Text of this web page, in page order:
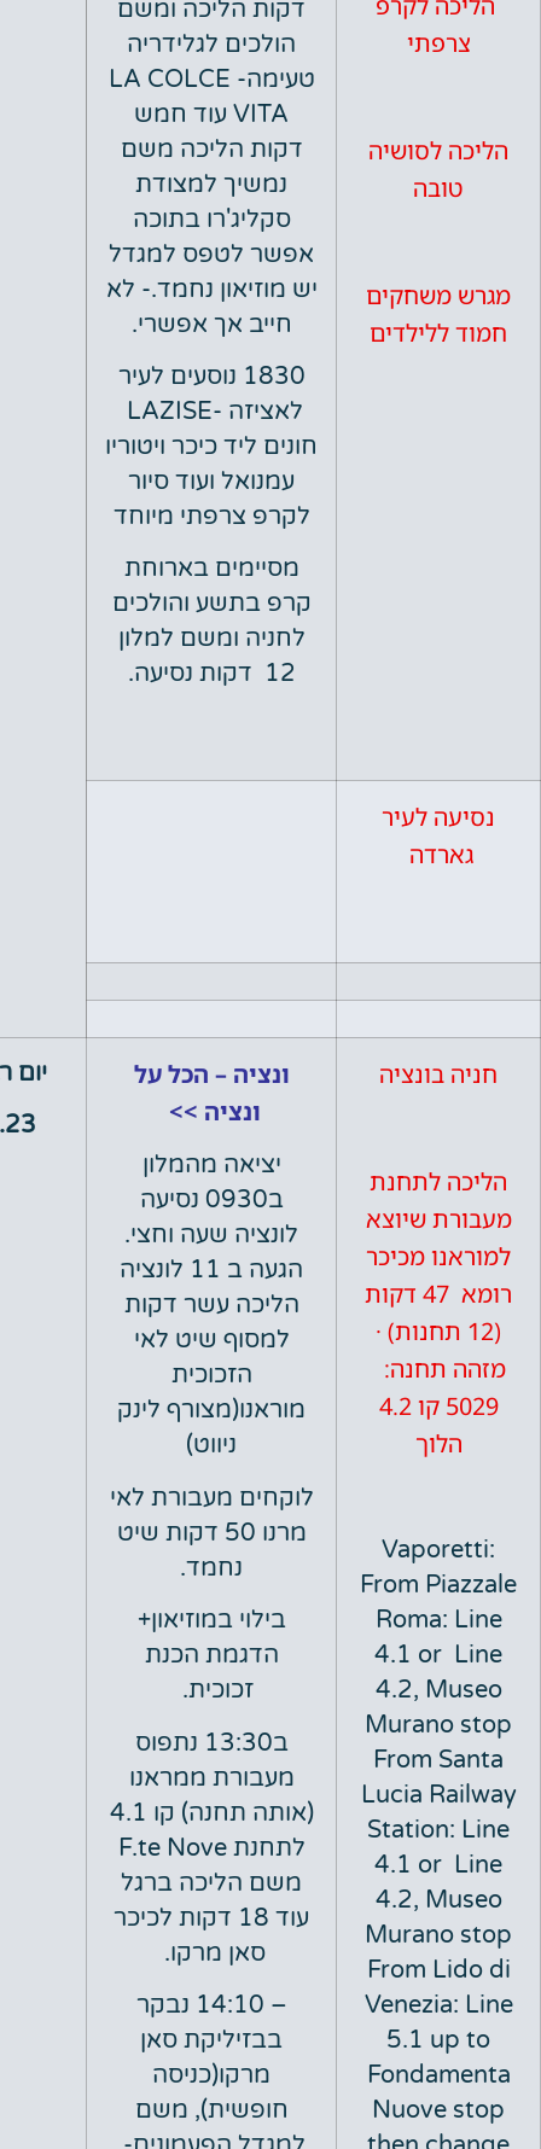
לסושיה
דקות הליכה ומשם
הולכים לגלידריה
טעימה- LA COLCE
VITA עוד חמש
דקות הליכה משם
נמשיך למצודת
סקליג'רו בתוכה
אפשר לטפס למגדל
יש מוזיאון נחמד.- לא
חייב אך אפשרי.
1830 נוסעים לעיר
לאציזה -LAZISE
חונים ליד כיכר ויטוריו
עמנואל ועוד סיור
לקרפ צרפתי מיוחד
מסיימים בארוחת
קרפ בתשע והולכים
לחניה ומשם למלון
לעיר
לתחנת
שיוצא
מכיכר
רומא 47 דקות
תחנות) ·
תחנה:
5029 קו 4.2
From
4.1 or
4.2,
From
Lucia
4.1 or
4.2,
From
5.1
ונציה – הכל על
ונציה >>
יציאה מהמלון
ב0930 נסיעה
לונציה שעה וחצי.
הגעה ב 11 לונציה
הליכה עשר דקות
למסוף שיט לאי
מוראנו(מצורף לינק
לוקחים מעבורת לאי
מרנו 50 דקות שיט
בילוי במוזיאון+
הדגמת הכנת
ב13:30 נתפוס
מעבורת ממראנו
(אותה תחנה) קו 4.1
לתחנת
F.te Nove
משם הליכה ברגל
עוד 18 דקות לכיכר
סאן מרקו.
– 14:10 נבקר
בבזיליקת סאן
מרקו(כניסה
חופשית), משם
יום רביעי